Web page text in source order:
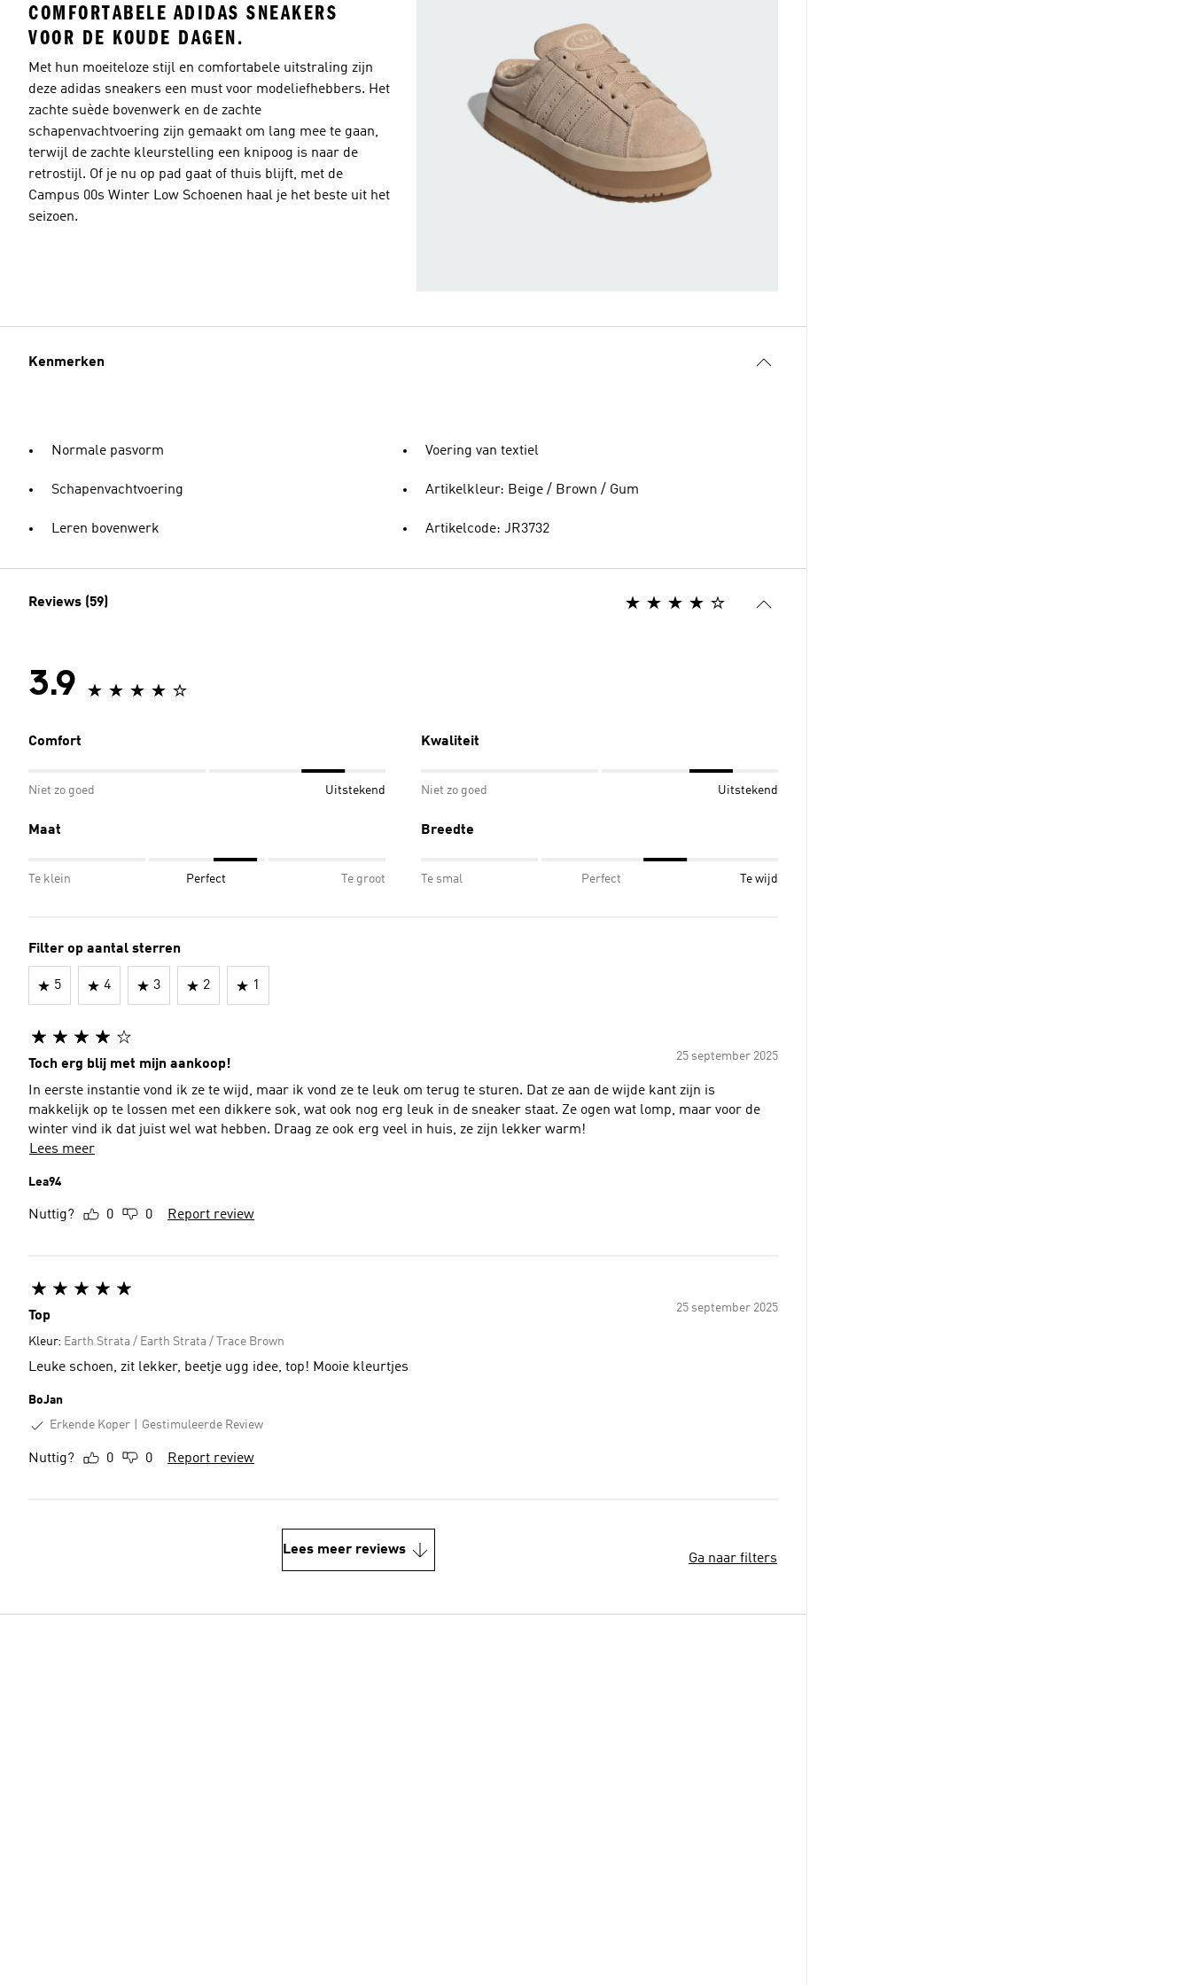
COMFORTABELE ADIDAS SNEAKERS
VOOR DE KOUDE DAGEN.
Met hun moeiteloze stijl en comfortabele uitstraling zijn
deze adidas sneakers een must voor modeliefhebbers. Het
zachte suède bovenwerk en de zachte
schapenvachtvoering zijn gemaakt om lang mee te gaan,
terwijl de zachte kleurstelling een knipoog is naar de
retrostijl. Of je nu op pad gaat of thuis blijft, met de
Campus 00s Winter Low Schoenen haal je het beste uit het
seizoen.
Kenmerken
Normale pasvorm
Schapenvachtvoering
Leren bovenwerk
Voering van textiel
Artikelkleur: Beige / Brown / Gum
Artikelcode: JR3732
Reviews (59)
3.9
Comfort
Niet zo goed Uitstekend
Kwaliteit
Niet zo goed Uitstekend
Maat
Te klein Perfect Te groot
Breedte
Te smal Perfect Te wijd
Filter op aantal sterren
5 4 3 2 1
25 september 2025
Toch erg blij met mijn aankoop!
In eerste instantie vond ik ze te wijd, maar ik vond ze te leuk om terug te sturen. Dat ze aan de wijde kant zijn is
makkelijk op te lossen met een dikkere sok, wat ook nog erg leuk in de sneaker staat. Ze ogen wat lomp, maar voor de
winter vind ik dat juist wel wat hebben. Draag ze ook erg veel in huis, ze zijn lekker warm!
Lees meer
Lea94
Nuttig? 0 0 Report review
25 september 2025
Top
Kleur: Earth Strata / Earth Strata / Trace Brown
Leuke schoen, zit lekker, beetje ugg idee, top! Mooie kleurtjes
BoJan
Erkende Koper
Gestimuleerde Review
Nuttig? 0 0 Report review
Lees meer reviews
Ga naar filters